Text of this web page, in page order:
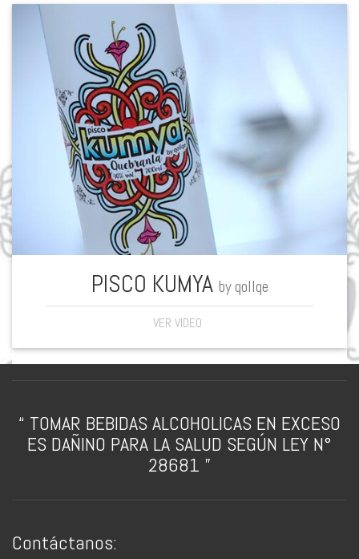
PISCO KUMYA by qollqe
VER VIDEO
“ TOMAR BEBIDAS ALCOHOLICAS EN EXCESO
ES DAÑINO PARA LA SALUD SEGÚN LEY N°
28681 ”
Contáctanos: